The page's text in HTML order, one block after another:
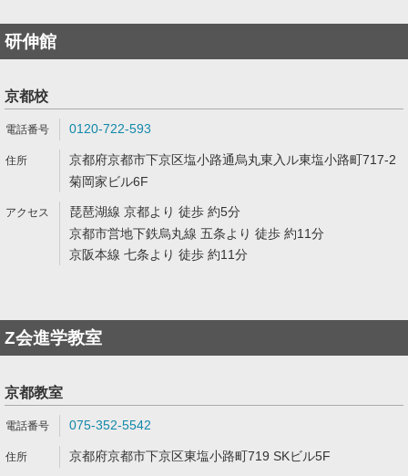
研伸館
京都校
0120-722-593
京都府京都市下京区塩小路通烏丸東入ル東塩小路町717-2
菊岡家ビル6F
琵琶湖線 京都より 徒歩 約5分
京都市営地下鉄烏丸線 五条より 徒歩 約11分
京阪本線 七条より 徒歩 約11分
Z会進学教室
京都教室
075-352-5542
京都府京都市下京区東塩小路町719 SKビル5F